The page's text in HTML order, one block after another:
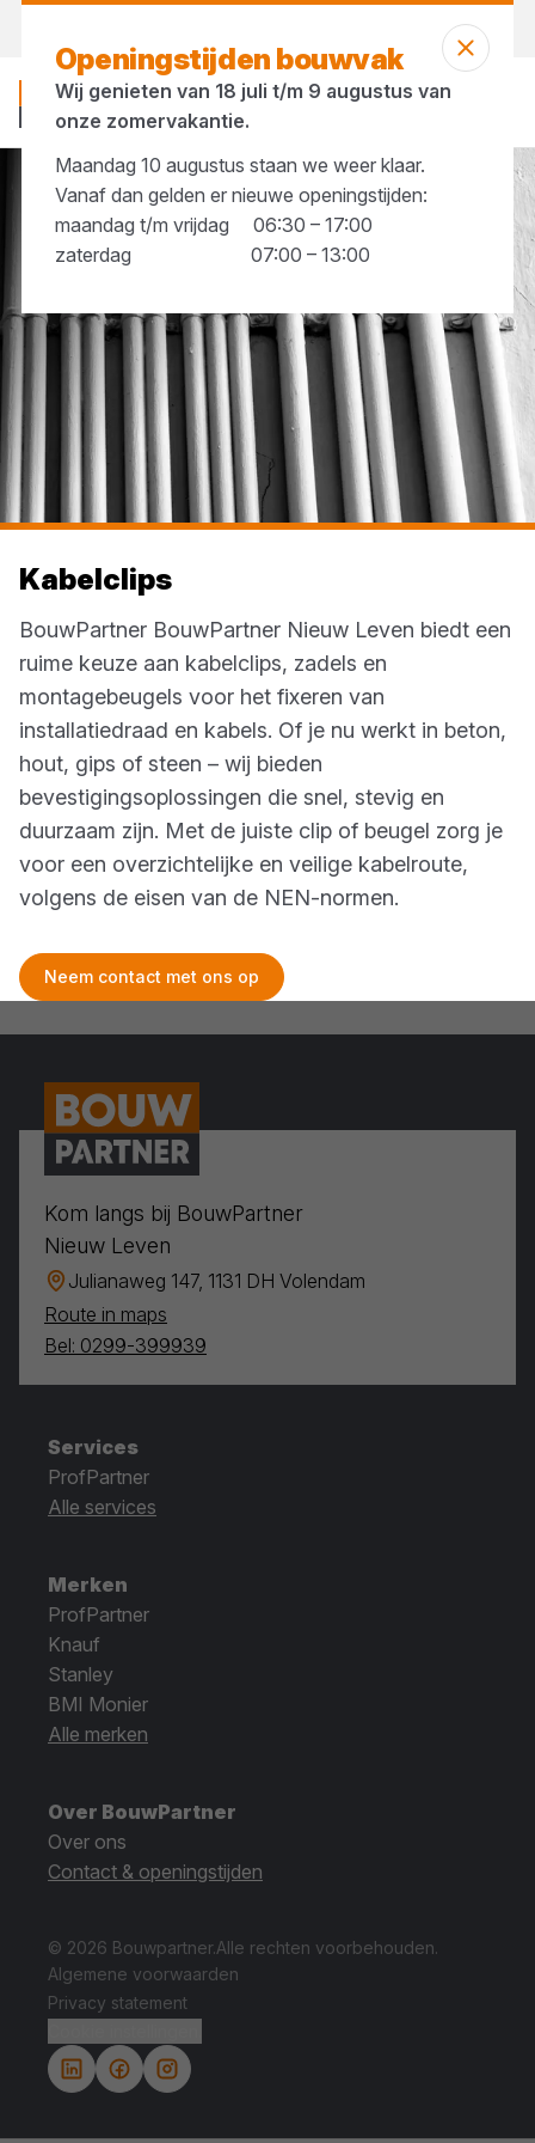
... Kabelclips
Kabelclips
BouwPartner BouwPartner Nieuw Leven biedt een
ruime keuze aan kabelclips, zadels en
montagebeugels voor het fixeren van
installatiedraad en kabels. Of je nu werkt in beton,
hout, gips of steen – wij bieden
bevestigingsoplossingen die snel, stevig en
duurzaam zijn. Met de juiste clip of beugel zorg je
voor een overzichtelijke en veilige kabelroute,
volgens de eisen van de NEN-normen.
Neem contact met ons op
Openingstijden bouwvak
Wij genieten van 18 juli t/m 9 augustus van
onze zomervakantie.
Maandag 10 augustus staan we weer klaar.
Vanaf dan gelden er nieuwe openingstijden:
maandag t/m vrijdag 06:30 – 17:00
zaterdag 07:00 – 13:00
Kom langs bij BouwPartner
Nieuw Leven
Julianaweg 147, 1131 DH Volendam
Route in maps
Bel: 0299-399939
Services
ProfPartner
Alle services
Merken
ProfPartner
Knauf
Stanley
BMI Monier
Alle merken
Over BouwPartner
Over ons
Contact & openingstijden
© 2026 Bouwpartner.Alle rechten voorbehouden.
Algemene voorwaarden
Privacy statement